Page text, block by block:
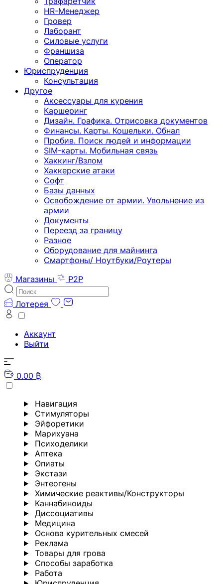
HR-Менеджер
Гровер
Лаборант
Силовые услуги
Франшиза
Оператор
Юриспруденция
Консультация
Другoе
Аксессуары для курения
Каршеринг
Дизайн. Графика. Отрисовка документов
Финансы. Карты. Кошельки. Обнал
Пробив. Поиск людей и информации
SIM-карты. Мобильная связь
Хаккинг/Взлом
Хаккерские атаки
Софт
Базы данных
Освобождение от армии. Увольнение из
армии
Документы
Переезд за границу
Разное
Оборудование для майнинга
Смартфоны/ Ноутбуки/Роутеры
Магазины
P2P
Лотерея
Аккаунт
Выйти
0.00 ₿
Навигация
Стимуляторы
Эйфоретики
Марихуана
Психоделики
Аптека
Опиаты
Экстази
Энтеогены
Химические реактивы/Конструкторы
Каннабиноиды
Диссоциативы
Медицина
Основа курительных смесей
Реклама
Товары для грова
Способы заработка
Работа